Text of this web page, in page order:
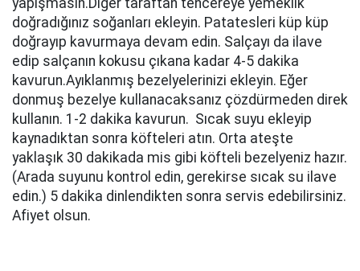
yapışmasın.Diğer taraftan tencereye yemeklik
doğradığınız soğanları ekleyin. Patatesleri küp küp
doğrayıp kavurmaya devam edin. Salçayı da ilave
edip salçanın kokusu çıkana kadar 4-5 dakika
kavurun.Ayıklanmış bezelyelerinizi ekleyin. Eğer
donmuş bezelye kullanacaksanız çözdürmeden direk
kullanın. 1-2 dakika kavurun. Sıcak suyu ekleyip
kaynadıktan sonra köfteleri atın. Orta ateşte
yaklaşık 30 dakikada mis gibi köfteli bezelyeniz hazır.
(Arada suyunu kontrol edin, gerekirse sıcak su ilave
edin.) 5 dakika dinlendikten sonra servis edebilirsiniz.
Afiyet olsun.